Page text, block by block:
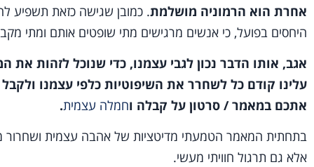
אחרת הוא הרמוניה מושלמת. כמובן שגישה כזאת תשפיע
היחסים בפועל, כי אנשים מרגישים מתי שופטים אותם ומתי
אגב, אותו הדבר נכון לגבי עצמנו, כדי שנוכל לזהות את
עלינו קודם כל לשחרר את השיפוטיות כלפי עצמנו
אתכם במאמר / סרטון על קבלה וחמלה עצמית.
בתחתית המאמר הטמעתי מדיטציות של אהבה עצמית ושחרור
אלא גם תרגול חוויתי מעשי.